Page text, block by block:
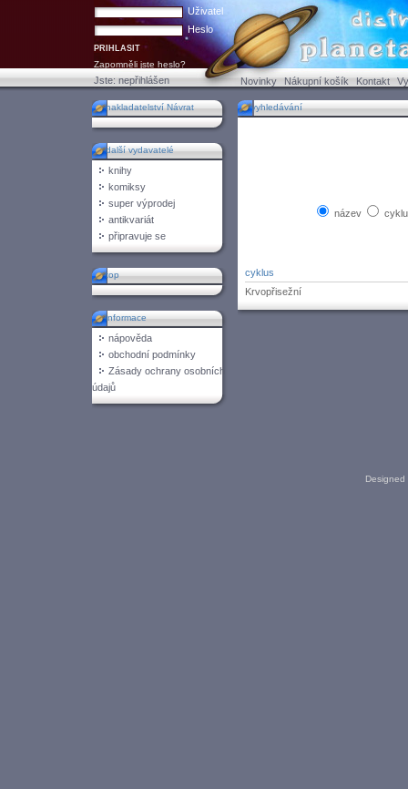
Uživatel
Heslo
Zapomněli jste heslo?
Jste:nepřihlášen Novinky Nákupní košík Kontakt
nakladatelství Návrat
další vydavatelé
knihy
komiksy
super výprodej
antikvariát
připravuje se
top
informace
nápověda
obchodní podmínky
Zásady ochrany osobních
údajů
vyhledávání
název
cyklus
Krvopřisežní